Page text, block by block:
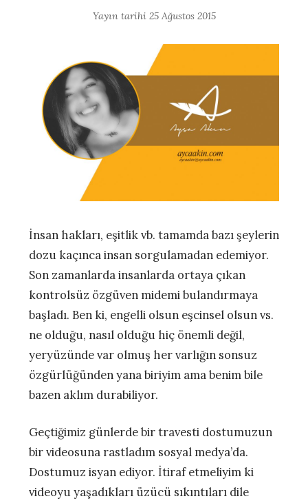
Yayın tarihi 25 Ağustos 2015
İnsan hakları, eşitlik vb. tamamda bazı şeylerin
dozu kaçınca insan sorgulamadan edemiyor.
Son zamanlarda insanlarda ortaya çıkan
kontrolsüz özgüven midemi bulandırmaya
başladı. Ben ki, engelli olsun eşcinsel olsun vs.
ne olduğu, nasıl olduğu hiç önemli değil,
yeryüzünde var olmuş her varlığın sonsuz
özgürlüğünden yana biriyim ama benim bile
bazen aklım durabiliyor.
Geçtiğimiz günlerde bir travesti dostumuzun
bir videosuna rastladım sosyal medya’da.
Dostumuz isyan ediyor. İtiraf etmeliyim ki
videoyu yaşadıkları üzücü sıkıntıları dile